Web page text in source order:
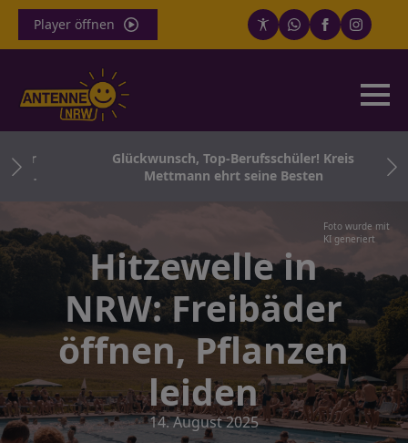
Player öffnen
Glückwunsch, Top-Berufsschüler! Kreis
Mettmann ehrt seine Besten
Foto wurde mit
KI generiert
Hitzewelle in
NRW: Freibäder
öffnen, Pflanzen
leiden
14. August 2025